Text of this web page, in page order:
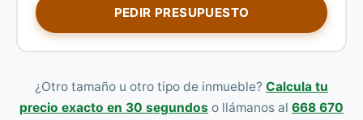
PEDIR PRESUPUESTO
¿Otro tamaño u otro tipo de inmueble? Calcula tu
precio exacto en 30 segundos o llámanos al 668 670